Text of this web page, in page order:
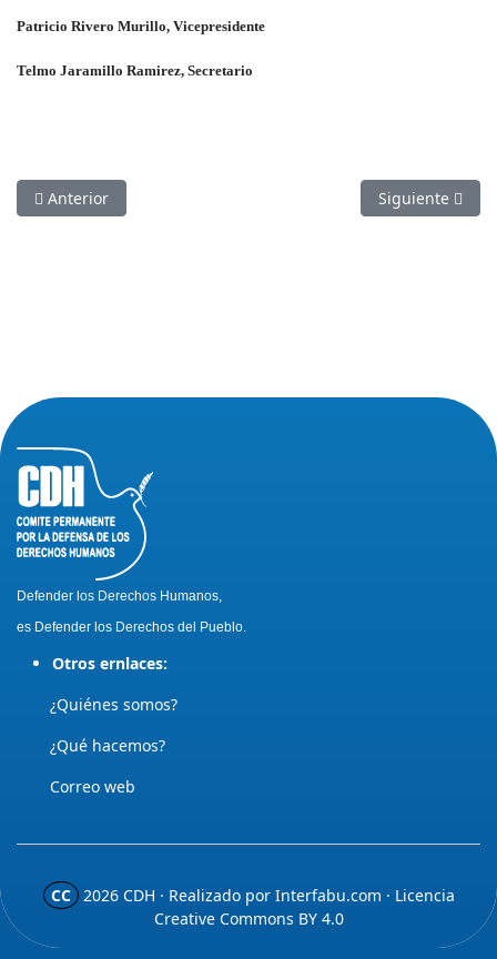
Patricio Rivero Murillo, Vicepresidente
Telmo Jaramillo Ramirez, Secretario
Artículo anterior: CPCCS-T extralimita mandato de Consulta
Anterior Artículo
Siguiente
Defender los Derechos Humanos,
es Defender los Derechos del Pueblo.
Otros ernlaces:
¿Quiénes somos?
¿Qué hacemos?
Correo web
CC 2026CDH · Realizado por Interfabu.com · Licencia
Creative Commons BY 4.0